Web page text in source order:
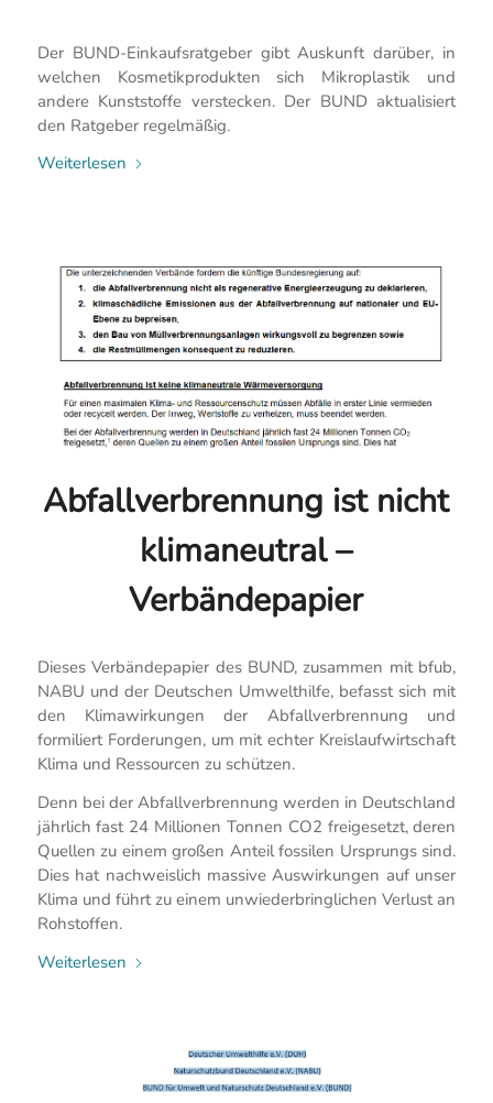
Der BUND-Einkaufsratgeber gibt Auskunft darüber, in
welchen Kosmetikprodukten sich Mikroplastik und
andere Kunststoffe verstecken. Der BUND aktualisiert
den Ratgeber regelmäßig.
Weiterlesen
Abfallverbrennung ist nicht
klimaneutral –
Verbändepapier
Dieses Verbändepapier des BUND, zusammen mit bfub,
NABU und der Deutschen Umwelthilfe, befasst sich mit
den Klimawirkungen der Abfallverbrennung und
formiliert Forderungen, um mit echter Kreislaufwirtschaft
Klima und Ressourcen zu schützen.
Denn bei der Abfallverbrennung werden in Deutschland
jährlich fast 24 Millionen Tonnen CO2 freigesetzt, deren
Quellen zu einem großen Anteil fossilen Ursprungs sind.
Dies hat nachweislich massive Auswirkungen auf unser
Klima und führt zu einem unwiederbringlichen Verlust an
Rohstoffen.
Weiterlesen